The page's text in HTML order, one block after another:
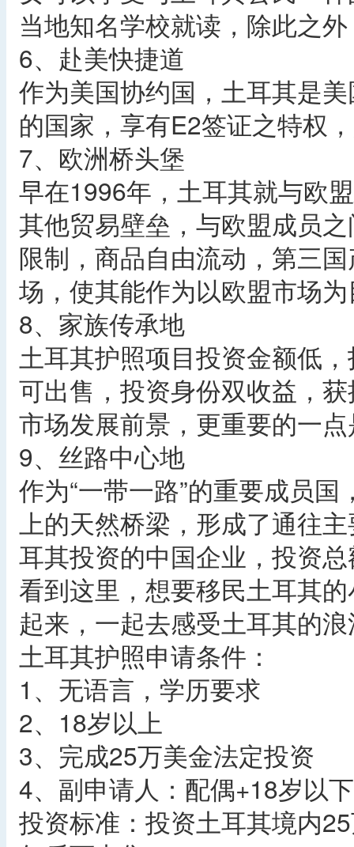
当地知名学校就读，除此之
6、赴美快捷道
作为美国协约国，土耳其是
的国家，享有E2签证之特权
7、欧洲桥头堡
早在1996年，土耳其就与欧
其他贸易壁垒，与欧盟成员
限制，商品自由流动，第三
场，使其能作为以欧盟市场
8、家族传承地
土耳其护照项目投资金额低
可出售，投资身份双收益，
市场发展前景，更重要的一
9、丝路中心地
作为“一带一路”的重要成员
上的天然桥梁，形成了通往
耳其投资的中国企业，投资
看到这里，想要移民土耳其
起来，一起去感受土耳其的
土耳其护照申请条件：
1、无语言，学历要求
2、18岁以上
3、完成25万美金法定投资
4、副申请人：配偶+18岁以
投资标准：投资土耳其境内